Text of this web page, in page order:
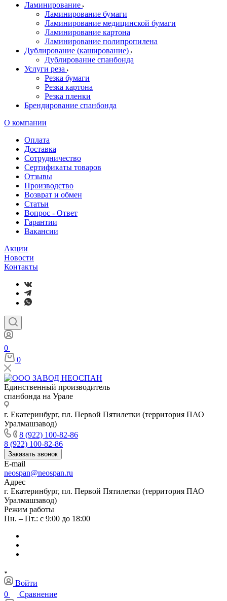
Ламинирование
Ламинирование бумаги
Ламинирование медицинской бумаги
Ламинирование картона
Ламинирование полипропилена
Дублирование (каширование)
Дублирование спанбонда
Услуги реза
Резка бумаги
Резка картона
Резка пленки
Брендирование спанбонда
О компании
Оплата
Доставка
Сотрудничество
Сертификаты товаров
Отзывы
Производство
Возврат и обмен
Статьи
Вопрос - Ответ
Гарантии
Вакансии
Акции
Новости
Контакты
0
0
Единственный производитель
спанбонда на Урале
г. Екатеринбург, пл. Первой Пятилетки (территория ПАО
Уралмашзавод)
8 (922) 100-82-86
8 (922) 100-82-86
Заказать звонок
E-mail
neospan@neospan.ru
Адрес
г. Екатеринбург, пл. Первой Пятилетки (территория ПАО
Уралмашзавод)
Режим работы
Пн. – Пт.: с 9:00 до 18:00
Войти
0
Сравнение